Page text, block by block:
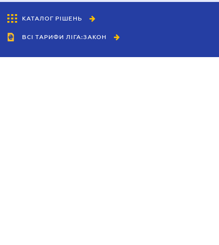
КАТАЛОГ РІШЕНЬ
ВСІ ТАРИФИ ЛІГА:ЗАКОН